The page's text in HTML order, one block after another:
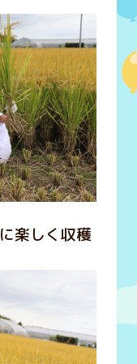
楽しく収穫